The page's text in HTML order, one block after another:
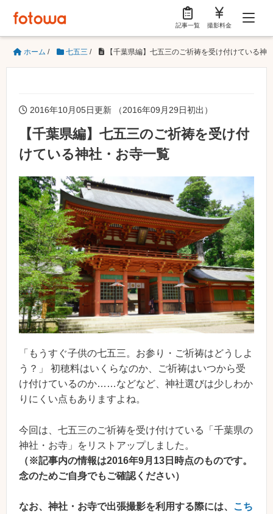
記事一覧 撮影料金
ホーム / 七五三 / 【千葉県編】七五三のご祈祷を受け付けている神
2016年10月05日更新 （2016年09月29日初出）
【千葉県編】七五三のご祈祷を受け付
けている神社・お寺一覧
「もうすぐ子供の七五三。お参り・ご祈祷はどうしよ
う？」 初穂料はいくらなのか、ご祈祷はいつから受
け付けているのか……などなど、神社選びは少しわか
りにくい点もありますよね。
今回は、七五三のご祈祷を受け付けている「千葉県の
神社・お寺」をリストアップしました。
（※記事内の情報は2016年9月13日時点のものです。
念のためご自身でもご確認ください）
なお、神社・お寺で出張撮影を利用する際には、
こち